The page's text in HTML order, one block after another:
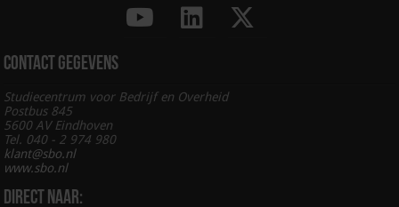
Contact gegevens
Studiecentrum voor Bedrijf en Overheid
Postbus 845
5600 AV Eindhoven
Tel. 040 - 2 974 980
klant@sbo.nl
www.sbo.nl
Direct naar: